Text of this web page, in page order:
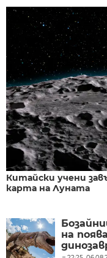
Китайски учени
карта на Луната
на